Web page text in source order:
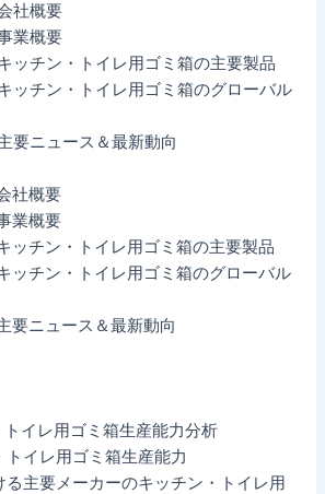
社概要
業概要
チン・トイレ用ゴミ箱の主要製品
チン・トイレ用ゴミ箱のグローバル
ニュース＆最新動向
社概要
業概要
チン・トイレ用ゴミ箱の主要製品
チン・トイレ用ゴミ箱のグローバル
ニュース＆最新動向
イレ用ゴミ箱生産能力分析
トイレ用ゴミ箱生産能力
る主要メーカーのキッチン・トイレ用